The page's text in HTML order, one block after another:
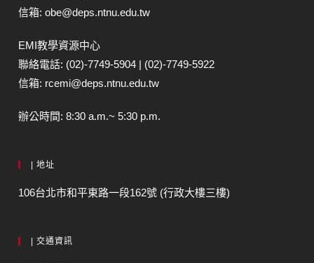
信箱: obe@deps.ntnu.edu.tw
EMI教學資源中心
聯絡電話: (02)-7749-5904 | (02)-7749-5922
信箱: rcemi@deps.ntnu.edu.tw
辦公時間: 8:30 a.m.~ 5:30 p.m.
| 地址
106台北市和平東路一段162號 (行政大樓三樓)
| 交通資訊